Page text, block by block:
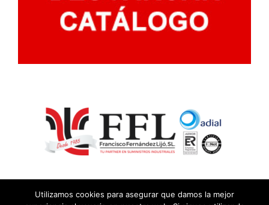
Utilizamos cookies para asegurar que damos la mejor